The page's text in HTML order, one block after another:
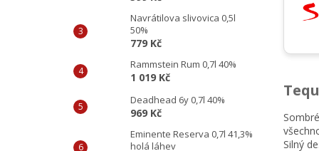
Navrátilova slivovica 0,5l
50%
779 Kč
Rammstein Rum 0,7l 40%
1 019 Kč
Deadhead 6y 0,7l 40%
969 Kč
Eminente Reserva 0,7l 41,3%
holá láhev
Silný